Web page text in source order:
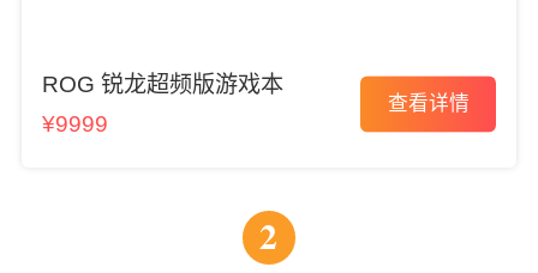
ROG 锐龙超频版游戏本
¥9999
查看详情
2